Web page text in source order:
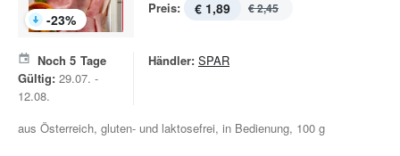
-23%
Preis: € 1,89 € 2,45
Noch 5 Tage
Gültig: 29.07. -
12.08.
Händler: SPAR
aus Österreich, gluten- und laktosefrei, in Bedienung, 100 g